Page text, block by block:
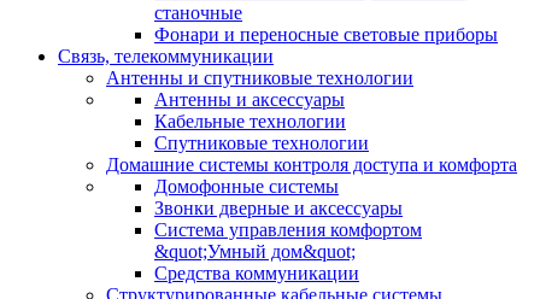
станочные
Фонари и переносные световые приборы
Связь, телекоммуникации
Антенны и спутниковые технологии
Антенны и аксессуары
Кабельные технологии
Спутниковые технологии
Домашние системы контроля доступа и комфорта
Домофонные системы
Звонки дверные и аксессуары
Система управления комфортом
&quot;Умный дом&quot;
Средства коммуникации
Структурированные кабельные системы